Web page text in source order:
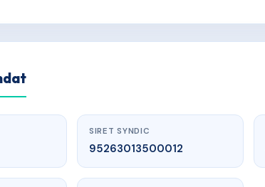
SIRET SYNDIC
95263013500012